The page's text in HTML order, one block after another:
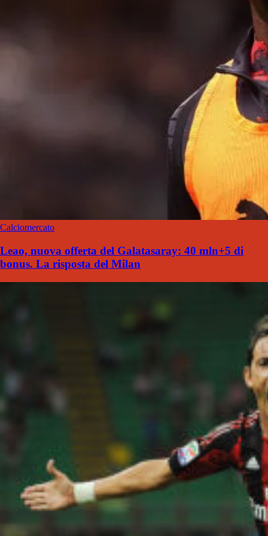
Calciomercato
Leao, nuova offerta del Galatasaray: 40 mln+5 di
bonus. La risposta del Milan